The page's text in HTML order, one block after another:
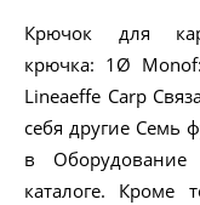
Крючок для
крючка: 1Ø
Lineaeffe Carp
себя другие Семь
в
каталоге. Кроме